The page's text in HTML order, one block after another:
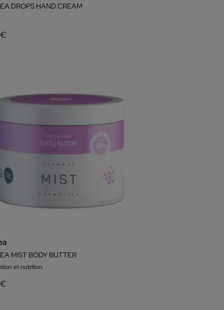
DROPS HAND CREAM
MIST BODY BUTTER
et nutrition